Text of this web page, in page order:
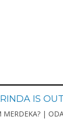
IS
MERDEKA? |